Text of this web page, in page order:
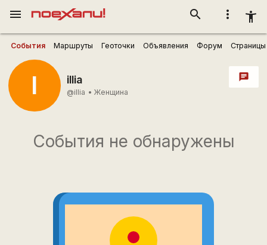
more_vert accessibility_new
search
menu
События Маршруты Геоточки Объявления Форум Страницы
I illia
@illia • Женщина
chat
События не обнаружены